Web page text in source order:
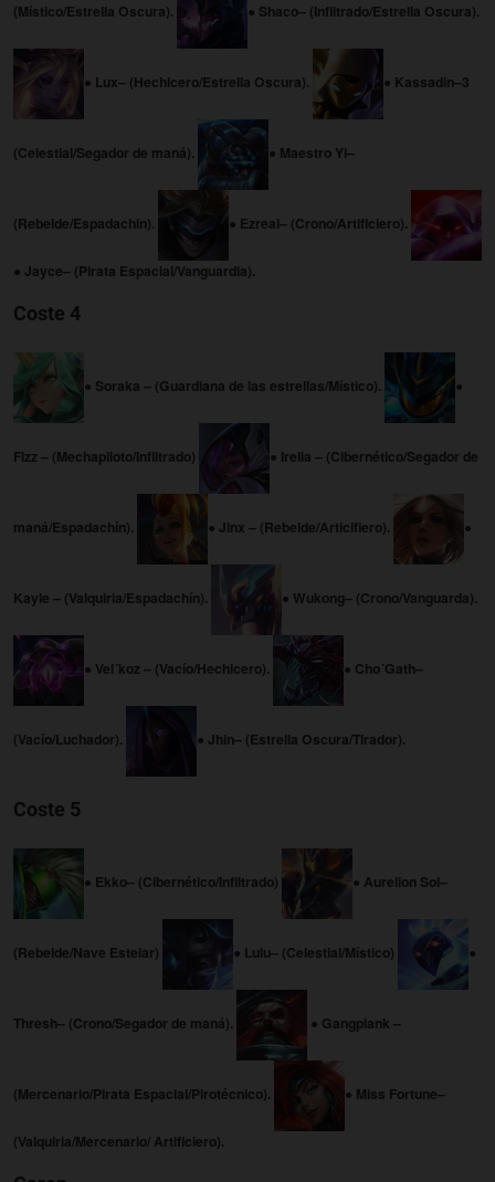
(Místico/Estrella Oscura). ● Shaco– (Infiltrado/Estrella Oscura).
● Lux– (Hechicero/Estrella Oscura). ● Kassadin–3
(Celestial/Segador de maná). ● Maestro Yi–
(Rebelde/Espadachin). ● Ezreal– (Crono/Artificiero).
● Jayce– (Pirata Espacial/Vanguardia).
Coste 4
● Soraka – (Guardiana de las estrellas/Místico). ●
Fizz – (Mechapiloto/Infiltrado) ● Irelia – (Cibernético/Segador de
maná/Espadachín). ● Jinx – (Rebelde/Articifiero). ●
Kayle – (Valquiria/Espadachín). ● Wukong– (Crono/Vanguarda).
● Vel´koz – (Vacío/Hechicero). ● Cho´Gath–
(Vacío/Luchador). ● Jhin– (Estrella Oscura/Tirador).
Coste 5
● Ekko– (Cibernético/Infiltrado) ● Aurelion Sol–
(Rebelde/Nave Estelar) ● Lulu– (Celestial/Místico) ●
Thresh– (Crono/Segador de maná). ● Gangplank –
(Mercenario/Pirata Espacial/Pirotécnico). ● Miss Fortune–
(Valquiria/Mercenario/ Artificiero).